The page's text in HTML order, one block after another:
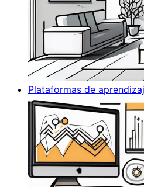
Plataformas de